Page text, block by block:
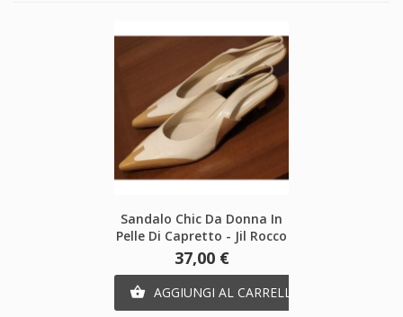
Sandalo Chic Da Donna In
Pelle Di Capretto - Jil Rocco
Prezzo
37,00 €
 AGGIUNGI AL CARRELLO